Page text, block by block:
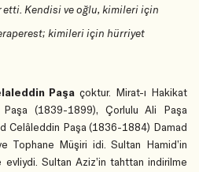
Kendisi ve oğlu, kimileri için
kimileri için hürriyet
Paşa çoktur. Mirat-ı Hakikat
(1839-1899), Çorlulu Ali Paşa
Celâleddin Paşa (1836-1884) Damad
Tophane Müşiri idi. Sultan Hamid’in
evliydi. Sultan Aziz’in tahttan indirilme